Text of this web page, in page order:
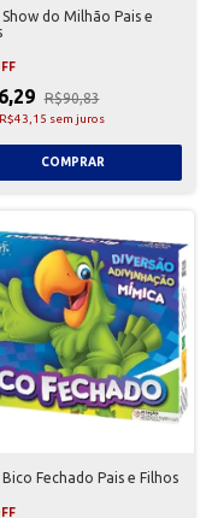
Show do Milhão Pais e
R$90,83
R$43,15 sem juros
Fechado Pais e Filhos